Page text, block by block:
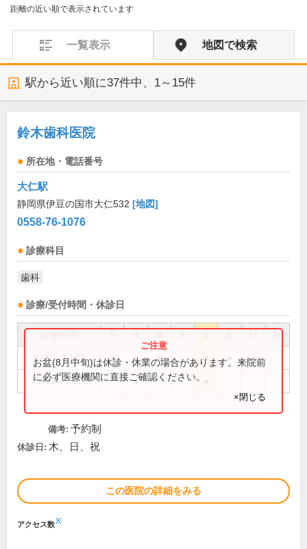
距離の近い順で表示されています
一覧表示 地図で検索
駅から近い順に37件中、 1～15件
鈴木歯科医院
所在地・電話番号
大仁駅
静岡県伊豆の国市大仁532 [地図]
0558-76-1076
診療科目
歯科
診療/受付時間・休診日
祝
8:00～12:00 ● ● ● ●
15:00～19:00 ●
お盆(8月中旬)は休診・休業の場合があります。来院前
に必ず医療機関に直接ご確認ください。
×閉じる
備考: 予約制
休診日: 木、日、祝
この医院の詳細をみる
アクセス数※